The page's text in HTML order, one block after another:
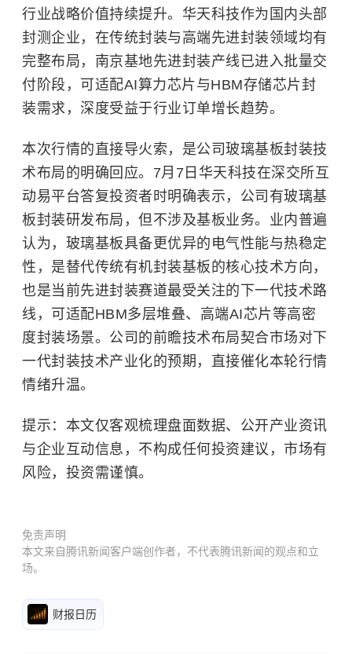
行业战略价值持续提升。华天科技作为国内头部
封测企业，在传统封装与高端先进封装领域均有
完整布局，南京基地先进封装产线已进入批量交
付阶段，可适配AI算力芯片与HBM存储芯片封
装需求，深度受益于行业订单增长趋势。
本次行情的直接导火索，是公司玻璃基板封装技
术布局的明确回应。7月7日华天科技在深交所互
动易平台答复投资者时明确表示，公司有玻璃基
板封装研发布局，但不涉及基板业务。业内普遍
认为，玻璃基板具备更优异的电气性能与热稳定
性，是替代传统有机封装基板的核心技术方向，
也是当前先进封装赛道最受关注的下一代技术路
线，可适配HBM多层堆叠、高端AI芯片等高密
度封装场景。公司的前瞻技术布局契合市场对下
一代封装技术产业化的预期，直接催化本轮行情
情绪升温。
提示：本文仅客观梳理盘面数据、公开产业资讯
与企业互动信息，不构成任何投资建议，市场有
风险，投资需谨慎。
免责声明
本文来自腾讯新闻客户端创作者，不代表腾讯新闻的观点和立
场。
财报日历